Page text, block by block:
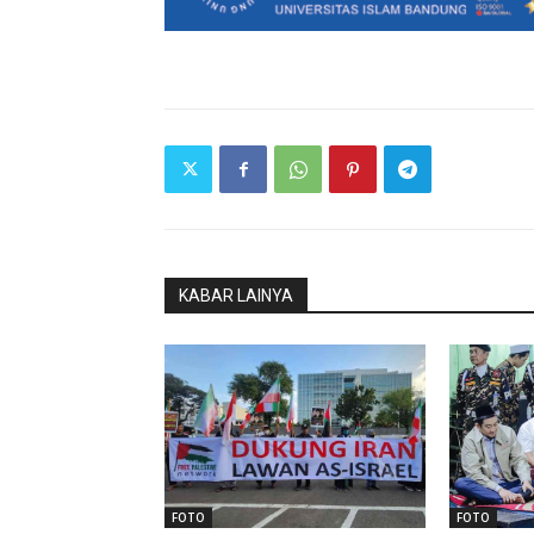
KABAR LAINYA
FOTO FOTO